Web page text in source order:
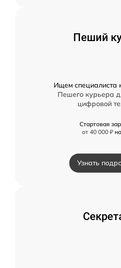
Пеший
Ищем специалиста
Пешего курьера
цифровой
Стартовая
от 40 000 ₽
Узнать